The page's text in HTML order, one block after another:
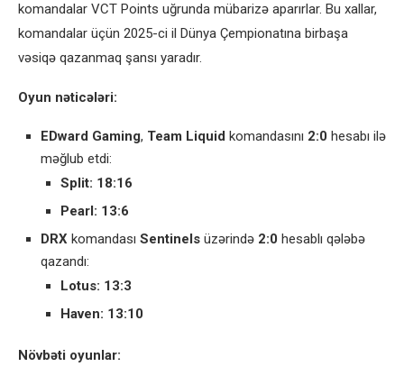
komandalar VCT Points uğrunda mübarizə aparırlar. Bu xallar,
komandalar üçün 2025-ci il Dünya Çempionatına birbaşa
vəsiqə qazanmaq şansı yaradır.
Oyun nəticələri:
EDward Gaming, Team Liquid komandasını 2:0 hesabı ilə
məğlub etdi:
Split: 18:16
Pearl: 13:6
DRX komandası Sentinels üzərində 2:0 hesablı qələbə
qazandı:
Lotus: 13:3
Haven: 13:10
Növbəti oyunlar: